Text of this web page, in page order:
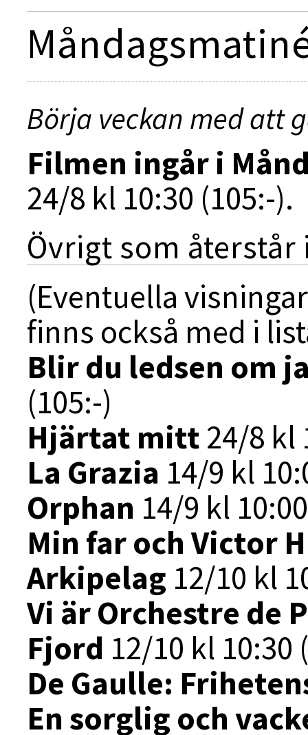
Börja veckan med att
Filmen ingår i
24/8 kl 10:30 (105:-).
Övrigt som återstår
(Eventuella
finns också med i
Blir du ledsen om
(105:-)
Hjärtat mitt 24/8 kl
La Grazia 14/9 kl
Orphan 14/9 kl
Min far och Victor
Arkipelag 12/10 kl
Vi är Orchestre de
Fjord 12/10 kl 10:30
De Gaulle:
En sorglig och